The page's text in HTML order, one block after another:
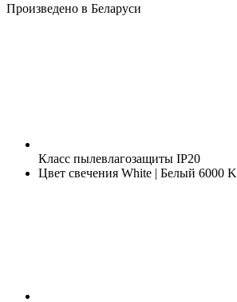
Произведено в Беларуси
Класс пылевлагозащиты IP20
Цвет свечения White | Белый 6000 K